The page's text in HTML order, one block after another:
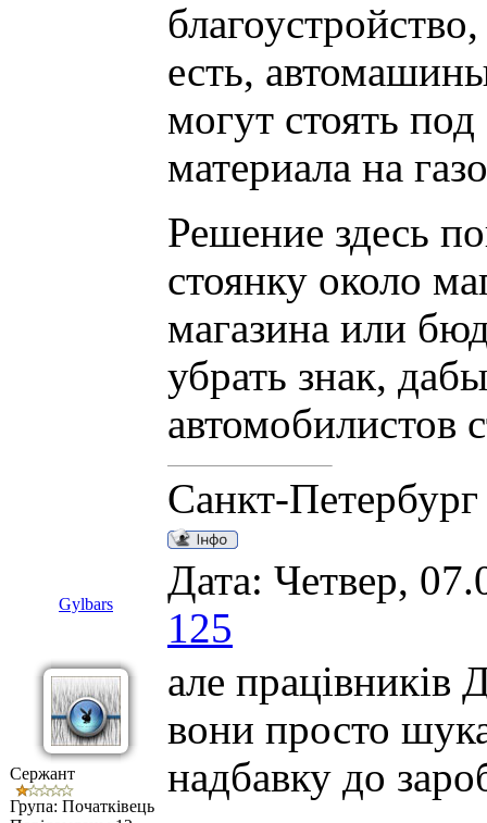
есть,
могут стоять
материала на
Решение здесь
стоянку около
магазина или
убрать знак,
автомобилистов
Санкт-Петербург
Gylbars
Дата: Четвер,
125
Сержант
Група: Початківець
але працівників
вони просто
надбавку до